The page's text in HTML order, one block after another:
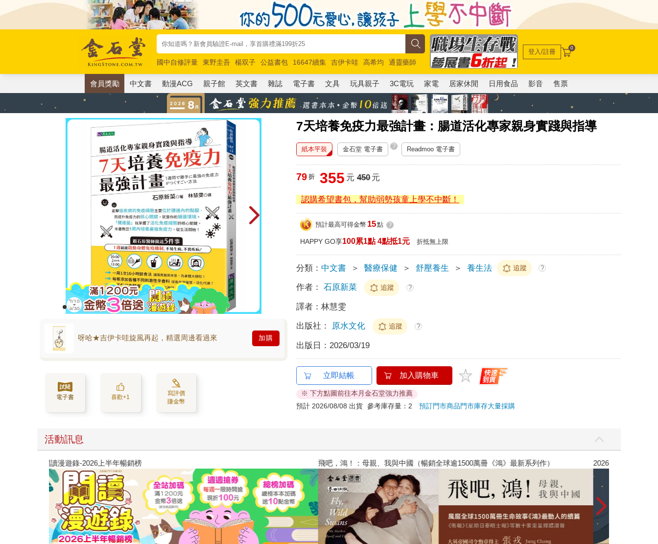
國中自修評量 東野圭吾 楊双子 公益書包 16647續集 吉伊卡哇 高希均
通靈藥師
唯紅花綻放
奧德賽 路邊攤新作 馬斯克 玩具總動員5 超慢跑
登入/註冊 0
會員獎勵 中文書 動漫ACG 親子館 英文書 雜誌 電子書 文具 玩具親子 3C電玩 家電 居家休閒 日用食品 影音 售票
7天培養免疫力最強計畫：腸道活化專家親身實踐與指導
呀哈★吉伊卡哇旋風再起，精選周邊看過來 加購
電子書 喜歡+1
寫評價
賺金幣
紙本平裝 金石堂 電子書 ? Readmoo 電子書
79 折 355 元 450元
認購希望書包，幫助弱勢孩童上學不中斷！
預計最高可得金幣 15點 ?
HAPPY GO享100累1點 4點抵1元 折抵無上限
分類： 中文書 ＞ 醫療保健 ＞ 舒壓養生 ＞ 養生法 追蹤 ?
作者： 石原新菜 追蹤 ?
譯者：林慧雯
出版社： 原水文化 追蹤 ?
出版日： 2026/03/19
立即結帳 加入購物車
※ 下方點圖前往本月金石堂強力推薦
預計 2026/08/08 出貨 參考庫存量：2預訂門市商品門市庫存大量採購
活動訊息
閱讀漫遊錄-2026上半年暢銷榜 飛吧，鴻！：母親、我與中國（暢銷全球逾1500萬冊《鴻》最新系列作） 2026年8月金石